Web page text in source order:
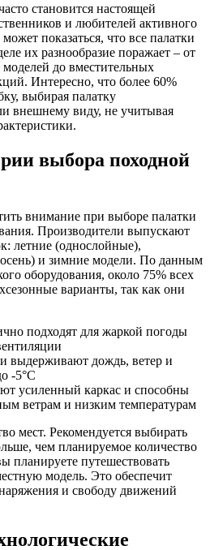
становится настоящей
и любителей активного
показаться, что все палатки
их разнообразие поражает – от
до вместительных
Интересно, что более 60%
выбирая палатку
внешнему виду, не учитывая
выбора походной
внимание при выборе палатки
Производители выпускают
летние (однослойные),
осень) и зимние модели. По данным
оборудования, около 75% всех
варианты, так как они
подходят для жаркой погоды
выдерживают дождь, ветер и
-5°C
усиленный каркас и способны
ветрам и низким температурам
мест. Рекомендуется выбирать
чем планируемое количество
планируете путешествовать
модель. Это обеспечит
и свободу движений